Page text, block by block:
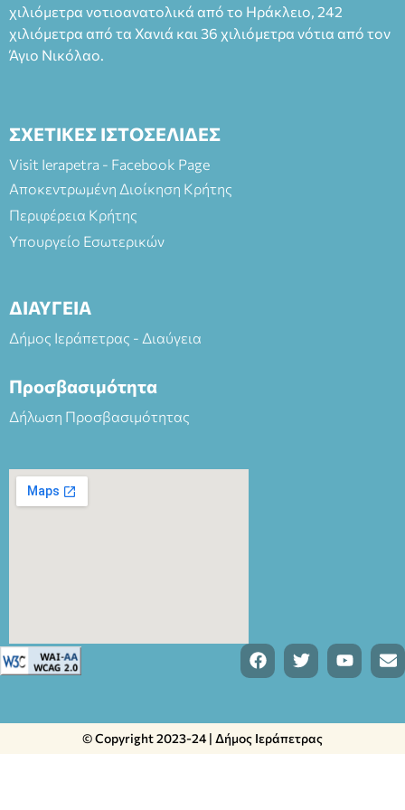
χιλιόμετρα νοτιοανατολικά από το Ηράκλειο, 242
χιλιόμετρα από τα Χανιά και 36 χιλιόμετρα νότια από τον
Άγιο Νικόλαο.
ΣΧΕΤΙΚΕΣ ΙΣΤΟΣΕΛΙΔΕΣ
Visit Ierapetra - Facebook Page
Αποκεντρωμένη Διοίκηση Κρήτης
Περιφέρεια Κρήτης
Υπουργείο Εσωτερικών
ΔΙΑΥΓΕΙΑ
Δήμος Ιεράπετρας - Διαύγεια
Προσβασιμότητα
Δήλωση Προσβασιμότητας
© Copyright 2023-24 | Δήμος Ιεράπετρας